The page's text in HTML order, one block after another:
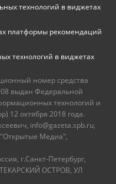
технологий в виджетах
платформы рекомендаций
технологий в виджетах
номер средства
выдан Федеральной
технологий и
12 октября 2018 года.
info@gazeta.spb.ru,
"Открытые Медиа",
г.Санкт-Петербург,
ОСТРОВ, УЛ